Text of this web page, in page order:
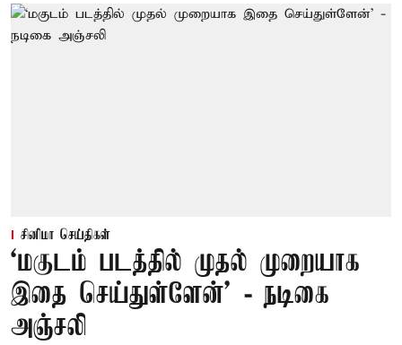
சினிமா செய்திகள்
‘மகுடம் படத்தில் முதல் முறையாக
இதை செய்துள்ளேன்’ - நடிகை
அஞ்சலி